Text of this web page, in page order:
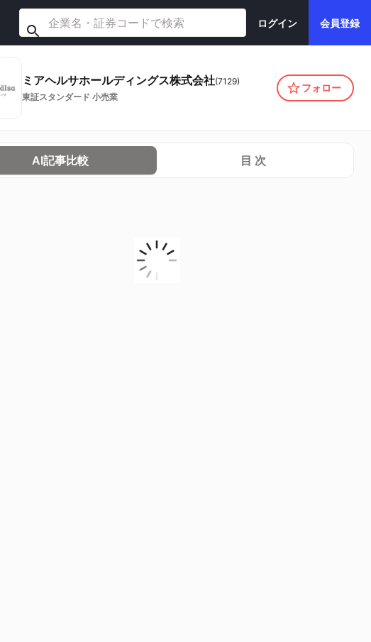
ログイン 会員登録
ミアヘルサホールディングス株式会社(7129)
東証スタンダード 小売業
フォロー
AI記事比較 目 次